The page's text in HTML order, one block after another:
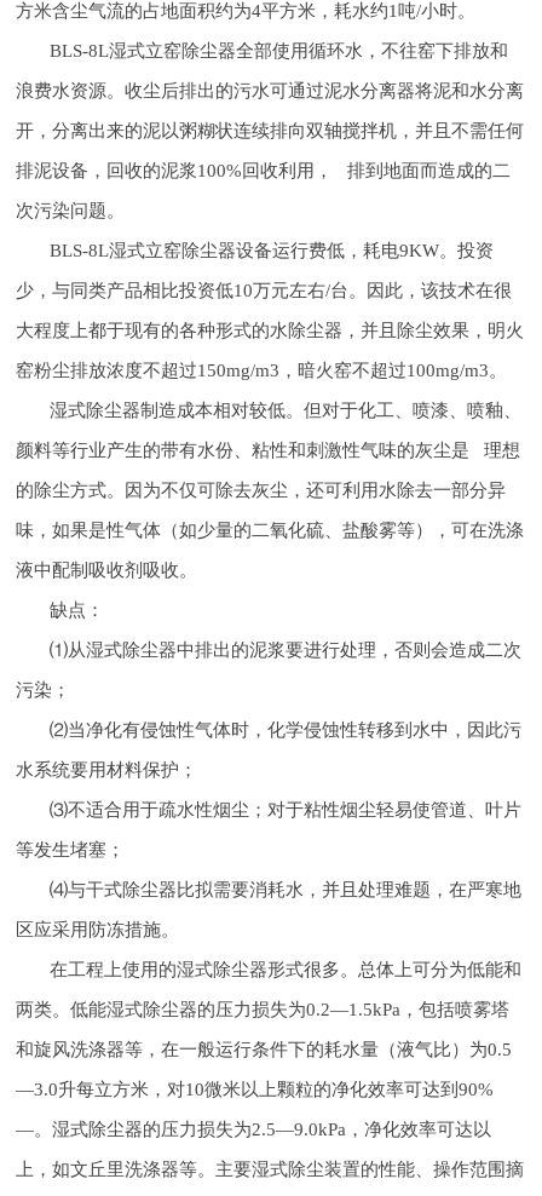
方米含尘气流的占地面积约为4平方米，耗水约1吨/小时。
BLS-8L湿式立窑除尘器全部使用循环水，不往窑下排放和
浪费水资源。收尘后排出的污水可通过泥水分离器将泥和水分离
开，分离出来的泥以粥糊状连续排向双轴搅拌机，并且不需任何
排泥设备，回收的泥浆100%回收利用， 排到地面而造成的二
次污染问题。
BLS-8L湿式立窑除尘器设备运行费低，耗电9KW。投资
少，与同类产品相比投资低10万元左右/台。因此，该技术在很
大程度上都于现有的各种形式的水除尘器，并且除尘效果，明火
窑粉尘排放浓度不超过150mg/m3，暗火窑不超过100mg/m3。
湿式除尘器制造成本相对较低。但对于化工、喷漆、喷釉、
颜料等行业产生的带有水份、粘性和刺激性气味的灰尘是 理想
的除尘方式。因为不仅可除去灰尘，还可利用水除去一部分异
味，如果是性气体（如少量的二氧化硫、盐酸雾等），可在洗涤
液中配制吸收剂吸收。
缺点：
⑴从湿式除尘器中排出的泥浆要进行处理，否则会造成二次
污染；
⑵当净化有侵蚀性气体时，化学侵蚀性转移到水中，因此污
水系统要用材料保护；
⑶不适合用于疏水性烟尘；对于粘性烟尘轻易使管道、叶片
等发生堵塞；
⑷与干式除尘器比拟需要消耗水，并且处理难题，在严寒地
区应采用防冻措施。
在工程上使用的湿式除尘器形式很多。总体上可分为低能和
两类。低能湿式除尘器的压力损失为0.2—1.5kPa，包括喷雾塔
和旋风洗涤器等，在一般运行条件下的耗水量（液气比）为0.5
—3.0升每立方米，对10微米以上颗粒的净化效率可达到90%
—。湿式除尘器的压力损失为2.5—9.0kPa，净化效率可达以
上，如文丘里洗涤器等。主要湿式除尘装置的性能、操作范围摘